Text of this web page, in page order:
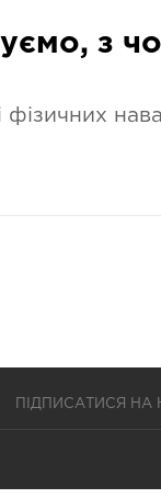
з
ПІДПИСАТИСЯ НА